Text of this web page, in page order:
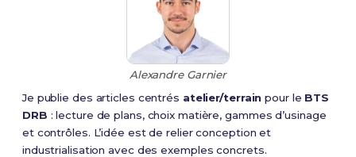
Alexandre Garnier
Je publie des articles centrés atelier/terrain pour le BTS
DRB : lecture de plans, choix matière, gammes d’usinage
et contrôles. L’idée est de relier conception et
industrialisation avec des exemples concrets.